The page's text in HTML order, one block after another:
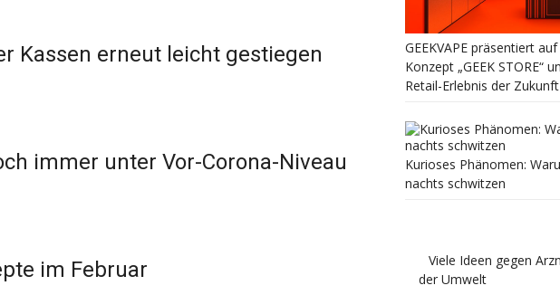
Kassen erneut leicht gestiegen
immer unter Vor-Corona-Niveau
im Februar
GEEKVAPE präsentiert
Konzept „GEEK STORE“
Retail-Erlebnis der Zukunft
Kurioses Phänomen:
nachts schwitzen
Viele Ideen gegen
der Umwelt